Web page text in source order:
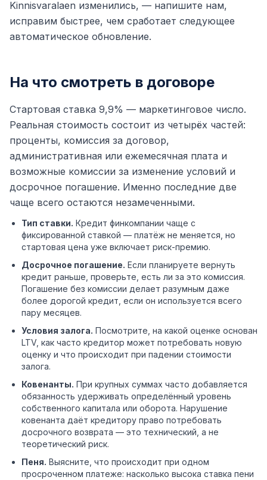
Kinnisvaralaen изменились, — напишите нам,
исправим быстрее, чем сработает следующее
автоматическое обновление.
На что смотреть в договоре
Стартовая ставка 9,9% — маркетинговое число.
Реальная стоимость состоит из четырёх частей:
проценты, комиссия за договор,
административная или ежемесячная плата и
возможные комиссии за изменение условий и
досрочное погашение. Именно последние две
чаще всего остаются незамеченными.
Тип ставки. Кредит финкомпании чаще с
фиксированной ставкой — платёж не меняется, но
стартовая цена уже включает риск-премию.
Досрочное погашение. Если планируете вернуть
кредит раньше, проверьте, есть ли за это комиссия.
Погашение без комиссии делает разумным даже
более дорогой кредит, если он используется всего
пару месяцев.
Условия залога. Посмотрите, на какой оценке основан
LTV, как часто кредитор может потребовать новую
оценку и что происходит при падении стоимости
залога.
Ковенанты. При крупных суммах часто добавляется
обязанность удерживать определённый уровень
собственного капитала или оборота. Нарушение
ковенанта даёт кредитору право потребовать
досрочного возврата — это технический, а не
теоретический риск.
Пеня. Выясните, что происходит при одном
просроченном платеже: насколько высока ставка пени